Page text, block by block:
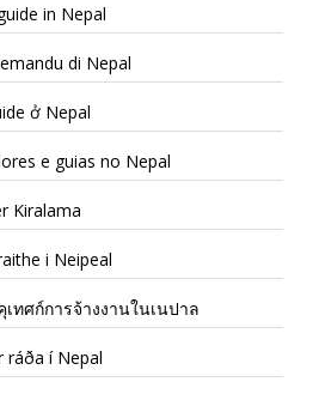
in Nepal
di Nepal
ở Nepal
e guias no Nepal
Kiralama
i Neipeal
ทศก์การจ้างงานในเนปาล
ráða í Nepal